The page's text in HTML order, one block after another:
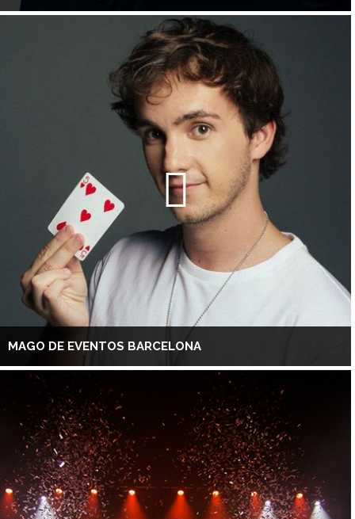
MAGO DE EVENTOS BARCELONA